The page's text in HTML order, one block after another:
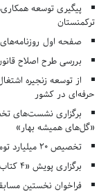
پیگیری توسعه
ترکمنستان
صفحه اول روزنامه‌های 7 مرداد 1405
بررسی طرح اصلاح
از توسعه زنجیره
حرفه‌ای در کشور
برگزاری نشست‌های
«گل‌های همیشه بهار»
تخصیص ۲۰ میلیارد تومان برای درمان بیماران هموفیلی
برگزاری پویش «۴ کتاب، ۴ فصل» در مراکز کانون البرز
فراخوان نخستین